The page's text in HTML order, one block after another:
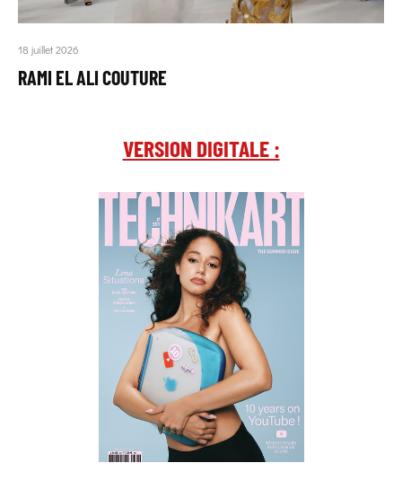
18 juillet 2026
RAMI EL ALI COUTURE
VERSION DIGITALE :